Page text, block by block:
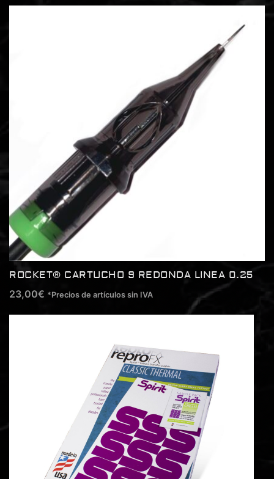
ROCKET® CARTUCHO 9 REDONDA LINEA 0.25
23,00€ *Precios de artículos sin IVA